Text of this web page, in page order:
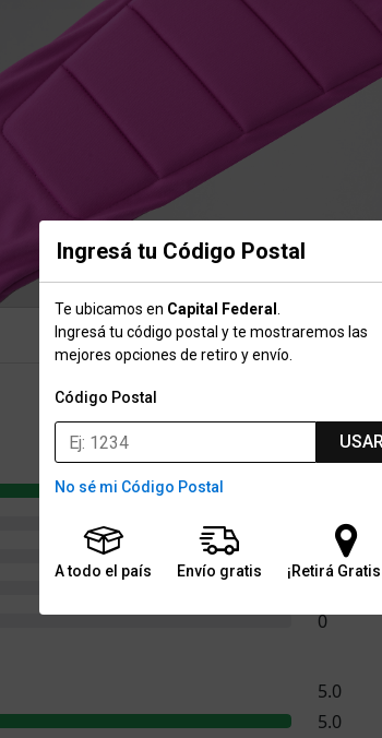
Ingresá tu Código Postal
Te ubicamos en Capital Federal
Ingresá tu código postal y te mostraremos las
mejores opciones de retiro y envío.
Código Postal
No sé mi Código Postal
A todo el país Envío gratis ¡Retirá Gratis
0
5.0
5.0